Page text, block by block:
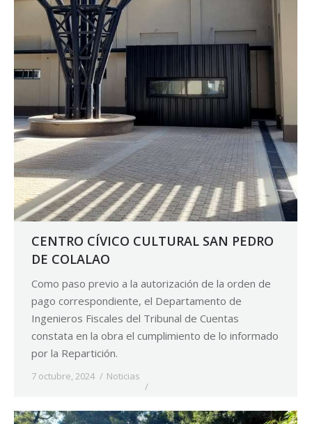
CENTRO CÍVICO CULTURAL SAN PEDRO
DE COLALAO
Como paso previo a la autorización de la orden de
pago correspondiente, el Departamento de
Ingenieros Fiscales del Tribunal de Cuentas
constata en la obra el cumplimiento de lo informado
por la Repartición.
7 octubre, 2024 Noticias